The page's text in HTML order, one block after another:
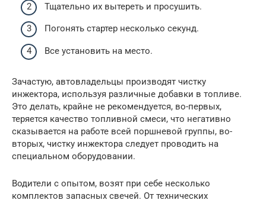
Тщательно их вытереть и просушить.
Погонять стартер несколько секунд.
Все установить на место.
Зачастую, автовладельцы производят чистку
инжектора, используя различные добавки в топливе.
Это делать, крайне не рекомендуется, во-первых,
теряется качество топливной смеси, что негативно
сказывается на работе всей поршневой группы, во-
вторых, чистку инжектора следует проводить на
специальном оборудовании.
Водители с опытом, возят при себе несколько
комплектов запасных свечей. От технических